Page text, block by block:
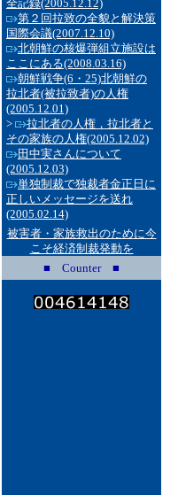
全記録(2005.12.12)
第２回拉致の全貌と解決策
国際会議(2007.12.10)
北朝鮮の核爆弾組立施設は
ここにある(2008.03.16)
朝鮮戦争(6・25)北朝鮮の
拉北者(被拉致者)の人権
(2005.12.01)
>
拉北者の人権，拉北者と
その家族の人権(2005.12.02)
田中実さんについて
(2005.12.03)
単独制裁で独裁者金正日に
正しいメッセージを送れ
(2005.02.14)
被害者・家族救出のために今
こそ経済制裁発動を
■ Counter ■